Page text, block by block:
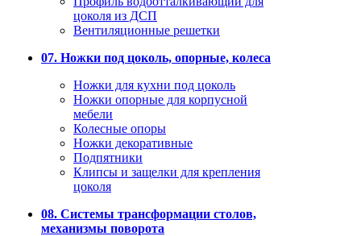
цоколя из ДСП
Вентиляционные решетки
07. Ножки под цоколь, опорные, колеса
Ножки для кухни под цоколь
Ножки опорные для корпусной
мебели
Колесные опоры
Ножки декоративные
Подпятники
Клипсы и защелки для крепления
цоколя
08. Системы трансформации столов,
механизмы поворота